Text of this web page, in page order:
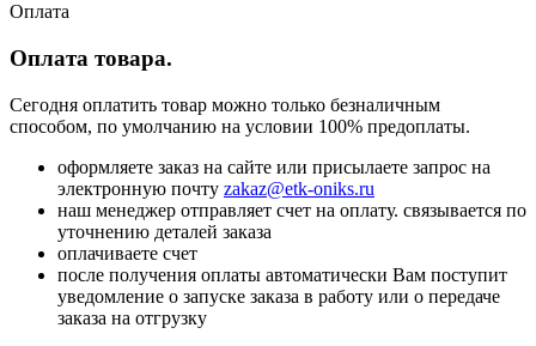
Оплата
Оплата товара.
Сегодня оплатить товар можно только безналичным
способом, по умолчанию на условии 100% предоплаты.
оформляете заказ на сайте или присылаете запрос на
электронную почту zakaz@etk-oniks.ru
наш менеджер отправляет счет на оплату. связывается по
уточнению деталей заказа
оплачиваете счет
после получения оплаты автоматически Вам поступит
уведомление о запуске заказа в работу или о передаче
заказа на отгрузку